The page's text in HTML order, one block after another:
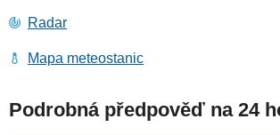
Radar
Mapa meteostanic
Podrobná předpověď na 24